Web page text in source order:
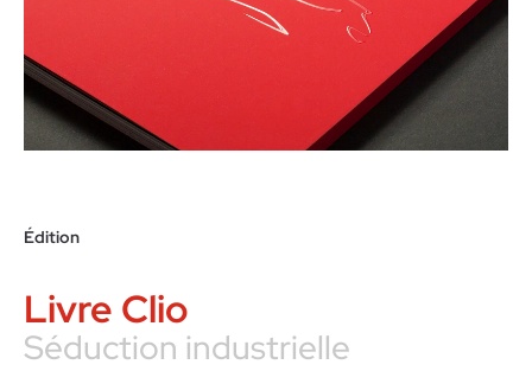
Édition
Livre Clio
Séduction industrielle